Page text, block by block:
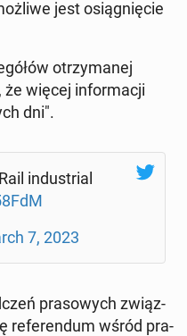
jest osią­gnię­cie
otrzy­ma­nej
że więcej in­for­ma­cji
dni".
in­du­strial
7, 2023
pra­so­wych związ­
re­fe­ren­dum wśród pra­